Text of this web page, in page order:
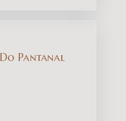
Pantanal